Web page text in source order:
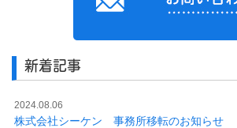
新着記事
2024.08.06
株式会社シーケン 事務所移転のお知らせ